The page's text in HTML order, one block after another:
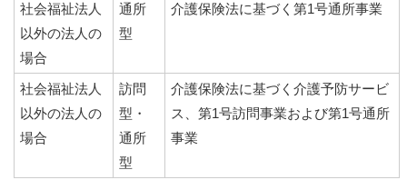
社会福祉法人
以外の法人の
場合
通所
型
介護保険法に基づく第1号通所事業
社会福祉法人
以外の法人の
場合
訪問
型・
通所
型
介護保険法に基づく介護予防サービ
ス、第1号訪問事業および第1号通所
事業